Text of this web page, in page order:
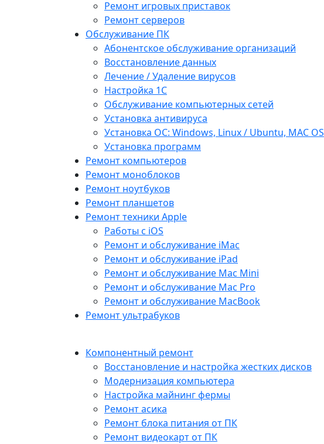
Ремонт игровых приставок
Ремонт серверов
Обслуживание ПК
Абонентское обслуживание организаций
Восстановление данных
Лечение / Удаление вирусов
Настройка 1С
Обслуживание компьютерных сетей
Установка антивируса
Установка ОС: Windows, Linux / Ubuntu, МАС OS
Установка программ
Ремонт компьютеров
Ремонт моноблоков
Ремонт ноутбуков
Ремонт планшетов
Ремонт техники Apple
Работы с iOS
Ремонт и обслуживание iMac
Ремонт и обслуживание iPad
Ремонт и обслуживание Mac Mini
Ремонт и обслуживание Mac Pro
Ремонт и обслуживание MacBook
Ремонт ультрабуков
Компонентный ремонт
Восстановление и настройка жестких дисков
Модернизация компьютера
Настройка майнинг фермы
Ремонт асика
Ремонт блока питания от ПК
Ремонт видеокарт от ПК